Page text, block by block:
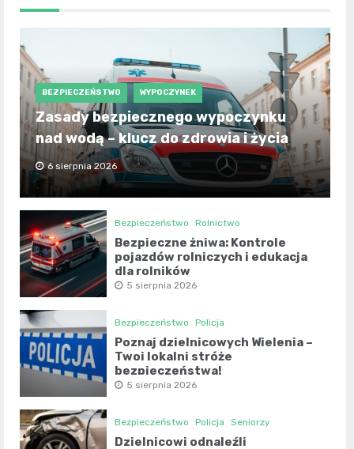
BEZPIECZEŃSTWO WYPOCZYNEK
Zasady bezpiecznego wypoczynku
nad wodą – klucz do zdrowia i życia
6 sierpnia 2026
Bezpieczeństwo Rolnictwo
Bezpieczne żniwa: Kontrole
pojazdów rolniczych i edukacja
dla rolników
5 sierpnia 2026
Bezpieczeństwo Policja
Poznaj dzielnicowych Wielenia –
Twoi lokalni stróże
bezpieczeństwa!
5 sierpnia 2026
Bezpieczeństwo Policja Seniorzy
Dzielnicowi odnaleźli